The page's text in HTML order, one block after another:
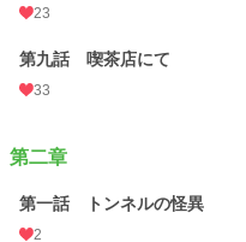
23
第九話 喫茶店にて
33
第二章
第一話 トンネルの怪異
2